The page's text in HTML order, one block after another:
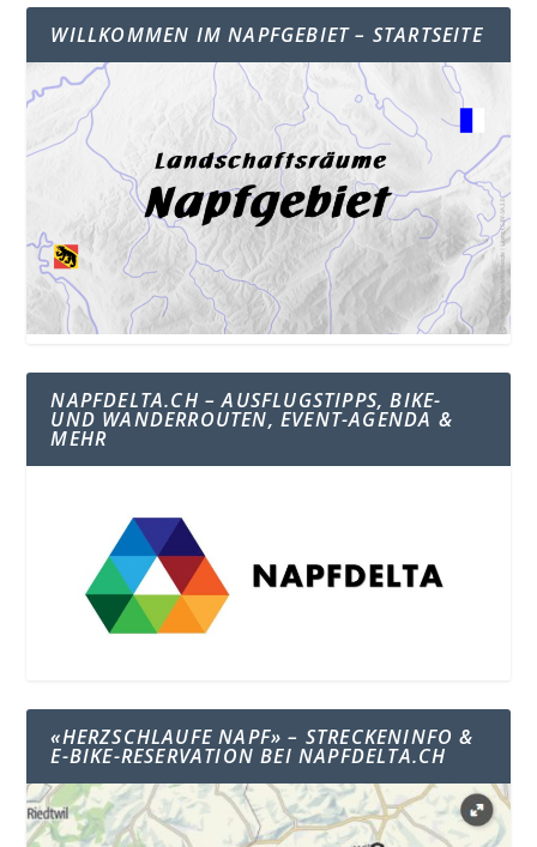
WILLKOMMEN IM NAPFGEBIET – STARTSEITE
NAPFDELTA.CH – AUSFLUGSTIPPS, BIKE-
UND WANDERROUTEN, EVENT-AGENDA &
MEHR
«HERZSCHLAUFE NAPF» – STRECKENINFO &
E-BIKE-RESERVATION BEI NAPFDELTA.CH